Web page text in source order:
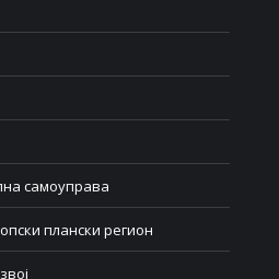
самоуправа
плански регион